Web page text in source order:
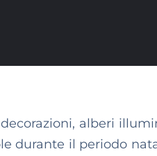
alberi
durante il periodo